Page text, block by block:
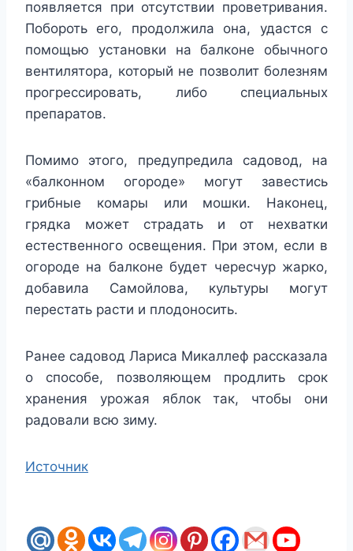
появляется при отсутствии проветривания.
Побороть его, продолжила она, удастся с
помощью установки на балконе обычного
вентилятора, который не позволит болезням
прогрессировать, либо специальных
препаратов.
Помимо этого, предупредила садовод, на
«балконном огороде» могут завестись
грибные комары или мошки. Наконец,
грядка может страдать и от нехватки
естественного освещения. При этом, если в
огороде на балконе будет чересчур жарко,
добавила Самойлова, культуры могут
перестать расти и плодоносить.
Ранее садовод Лариса Микаллеф рассказала
о способе, позволяющем продлить срок
хранения урожая яблок так, чтобы они
радовали всю зиму.
Источник